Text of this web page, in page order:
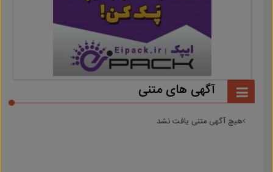
آگهی های متنی
هیچ آگهی متنی یافت نشد